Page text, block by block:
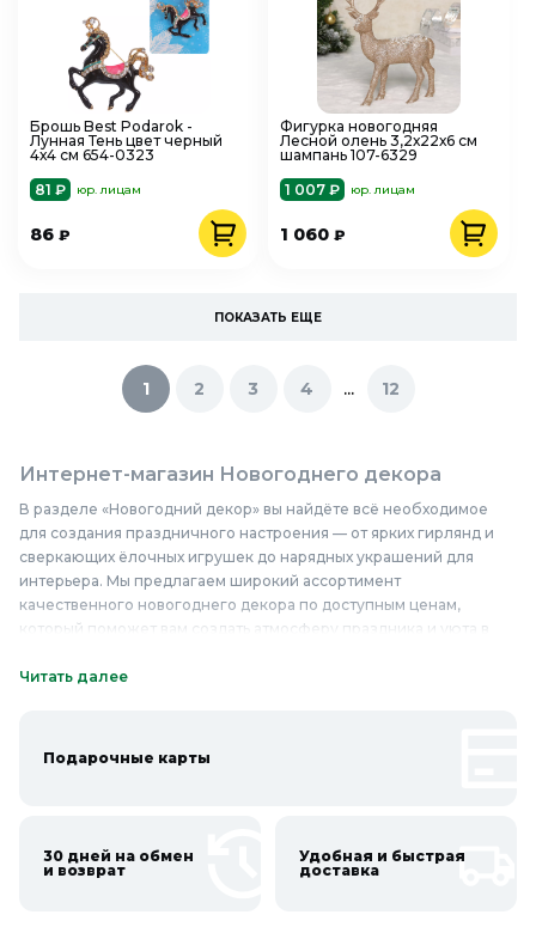
Брошь Best Podarok -
Лунная Тень цвет черный
4х4 см 654-0323
81 ₽
юр. лицам
86 ₽
Фигурка новогодняя
Лесной олень 3,2х22х6 см
шампань 107-6329
1 007 ₽
юр. лицам
1 060₽
ПОКАЗАТЬ ЕЩЕ
1 2 3 4 ... 12
Интернет-магазин Новогоднего декора
В разделе «Новогодний декор» вы найдёте всё необходимое
для создания праздничного настроения — от ярких гирлянд и
сверкающих ёлочных игрушек до нарядных украшений для
интерьера. Мы предлагаем широкий ассортимент
качественного новогоднего декора по доступным ценам,
который поможет вам создать атмосферу праздника и уюта в
металла и других материалов, которые отличаются
элементов интерьера. Новогодний декор от нашего магазина не
Читать далее
Подарочные карты
30 дней на обмен
и возврат
Удобная и быстрая
доставка